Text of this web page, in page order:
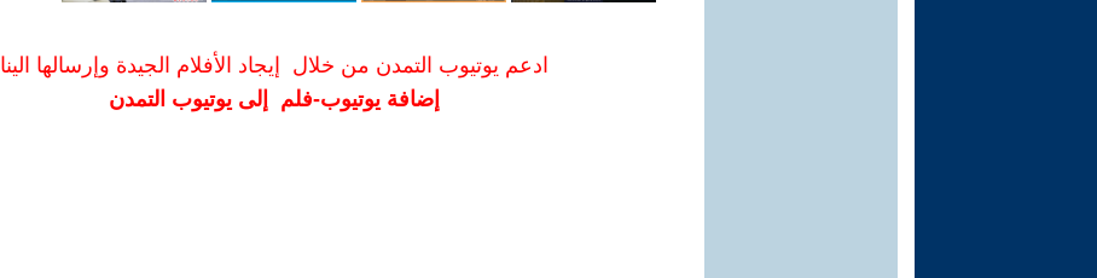
ادعم يوتيوب التمدن من خلال إيجاد الأفلام الجيدة وإرسالها الينا
إضافة يوتيوب-فلم إلى يوتيوب التمدن